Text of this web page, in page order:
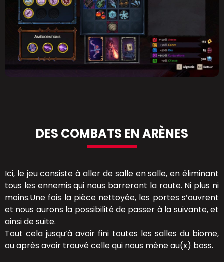
DES COMBATS EN ARÈNES
Ici, le jeu consiste à aller de salle en salle, en éliminant
tous les ennemis qui nous barreront la route. Ni plus ni
moins.Une fois la pièce nettoyée, les portes s’ouvrent
et nous aurons la possibilité de passer à la suivante, et
ainsi de suite.
Tout cela jusqu’à avoir fini toutes les salles du biome,
ou après avoir trouvé celle qui nous mène au(x) boss.